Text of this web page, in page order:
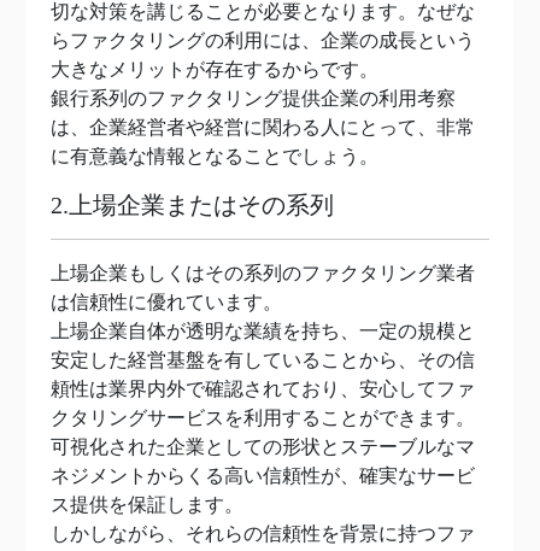
切な対策を講じることが必要となります。なぜな
らファクタリングの利用には、企業の成長という
大きなメリットが存在するからです。
銀行系列のファクタリング提供企業の利用考察
は、企業経営者や経営に関わる人にとって、非常
に有意義な情報となることでしょう。
2.上場企業またはその系列
上場企業もしくはその系列のファクタリング業者
は信頼性に優れています。
上場企業自体が透明な業績を持ち、一定の規模と
安定した経営基盤を有していることから、その信
頼性は業界内外で確認されており、安心してファ
クタリングサービスを利用することができます。
可視化された企業としての形状とステーブルなマ
ネジメントからくる高い信頼性が、確実なサービ
ス提供を保証します。
しかしながら、それらの信頼性を背景に持つファ